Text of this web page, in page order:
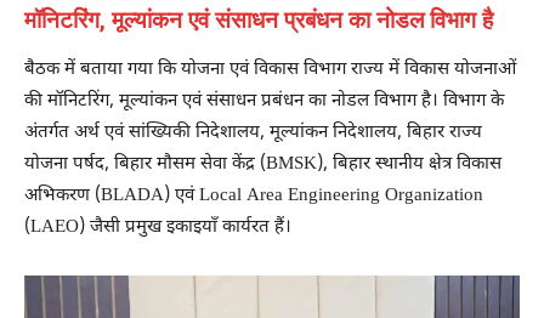
मॉनिटरिंग, मूल्यांकन एवं संसाधन प्रबंधन का नोडल विभाग है
बैठक में बताया गया कि योजना एवं विकास विभाग राज्य में विकास योजनाओं
की मॉनिटरिंग, मूल्यांकन एवं संसाधन प्रबंधन का नोडल विभाग है। विभाग के
अंतर्गत अर्थ एवं सांख्यिकी निदेशालय, मूल्यांकन निदेशालय, बिहार राज्य
योजना पर्षद, बिहार मौसम सेवा केंद्र (BMSK), बिहार स्थानीय क्षेत्र विकास
अभिकरण (BLADA) एवं Local Area Engineering Organization
(LAEO) जैसी प्रमुख इकाइयाँ कार्यरत हैं।